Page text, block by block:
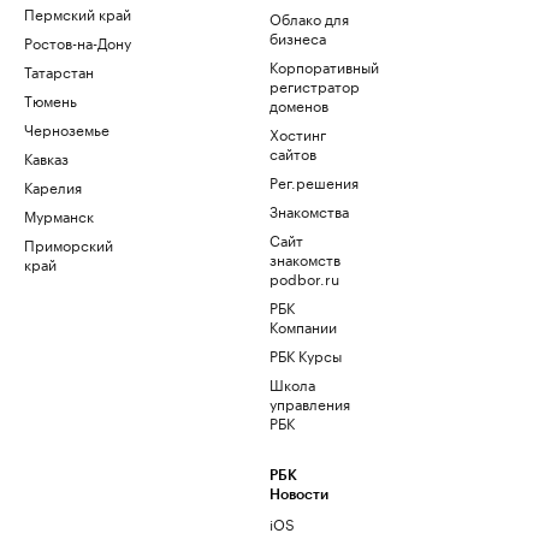
Пермский край
Ростов-на-Дону
Татарстан
Тюмень
Черноземье
Кавказ
Карелия
Мурманск
Приморский
край
Облако для
бизнеса
Корпоративный
регистратор
доменов
Хостинг
сайтов
Рег.решения
Знакомства
Сайт
знакомств
podbor.ru
РБК
Компании
РБК Курсы
Школа
управления
РБК
РБК
Новости
iOS